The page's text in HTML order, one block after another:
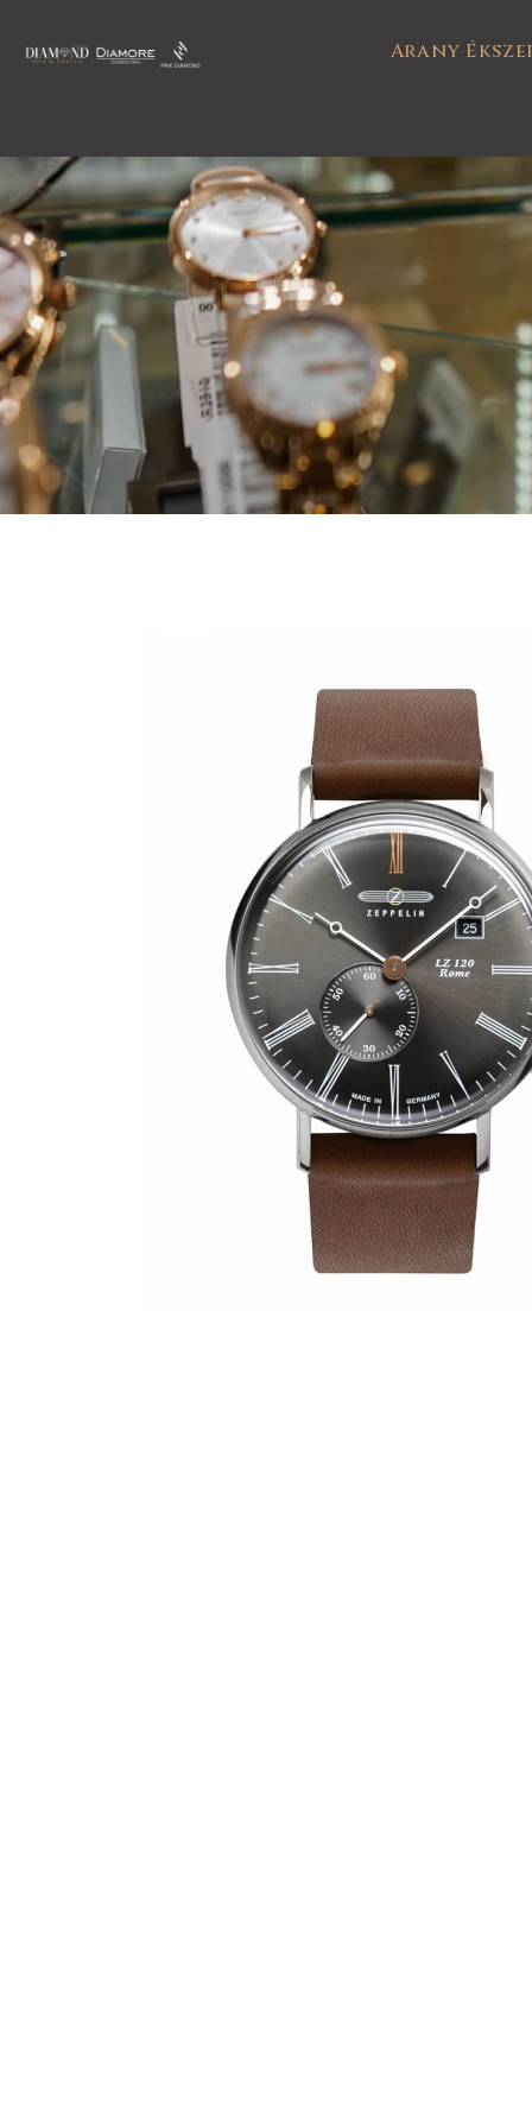
Arany